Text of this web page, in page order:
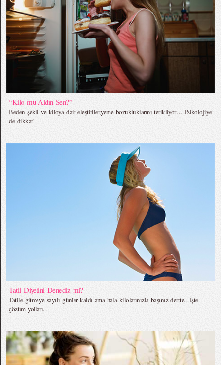
“Kilo mu Aldın Sen?”
Beden şekli ve kiloya dair eleştiriler,yeme bozukluklarını tetikliyor… Psikolojiye
de dikkat!
Tatil Diyetini Denediz mi?
Tatile gitmeye sayılı günler kaldı ama hala kilolarınızla başınız dertte... İşte
çözüm yolları...